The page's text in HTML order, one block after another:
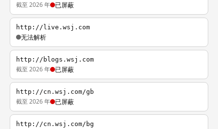
截至 2026 年 已屏蔽
http://live.wsj.com
无法解析
http://blogs.wsj.com
截至 2026 年 已屏蔽
http://cn.wsj.com/gb
截至 2026 年 已屏蔽
http://cn.wsj.com/bg